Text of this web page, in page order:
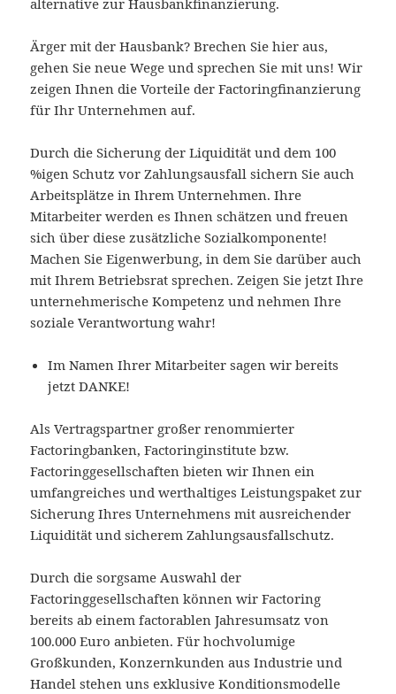
alternative zur Hausbankfinanzierung.
Ärger mit der Hausbank? Brechen Sie hier aus,
gehen Sie neue Wege und sprechen Sie mit uns! Wir
zeigen Ihnen die Vorteile der Factoringfinanzierung
für Ihr Unternehmen auf.
Durch die Sicherung der Liquidität und dem 100
%igen Schutz vor Zahlungsausfall sichern Sie auch
Arbeitsplätze in Ihrem Unternehmen. Ihre
Mitarbeiter werden es Ihnen schätzen und freuen
sich über diese zusätzliche Sozialkomponente!
Machen Sie Eigenwerbung, in dem Sie darüber auch
mit Ihrem Betriebsrat sprechen. Zeigen Sie jetzt Ihre
unternehmerische Kompetenz und nehmen Ihre
soziale Verantwortung wahr!
Im Namen Ihrer Mitarbeiter sagen wir bereits
jetzt DANKE!
Als Vertragspartner großer renommierter
Factoringbanken, Factoringinstitute bzw.
Factoringgesellschaften bieten wir Ihnen ein
umfangreiches und werthaltiges Leistungspaket zur
Sicherung Ihres Unternehmens mit ausreichender
Liquidität und sicherem Zahlungsausfallschutz.
Durch die sorgsame Auswahl der
Factoringgesellschaften können wir Factoring
bereits ab einem factorablen Jahresumsatz von
100.000 Euro anbieten. Für hochvolumige
Großkunden, Konzernkunden aus Industrie und
Handel stehen uns exklusive Konditionsmodelle